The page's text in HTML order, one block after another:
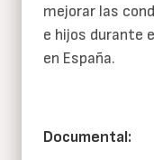
mejorar las
e hijos durante
en España.
Documental: